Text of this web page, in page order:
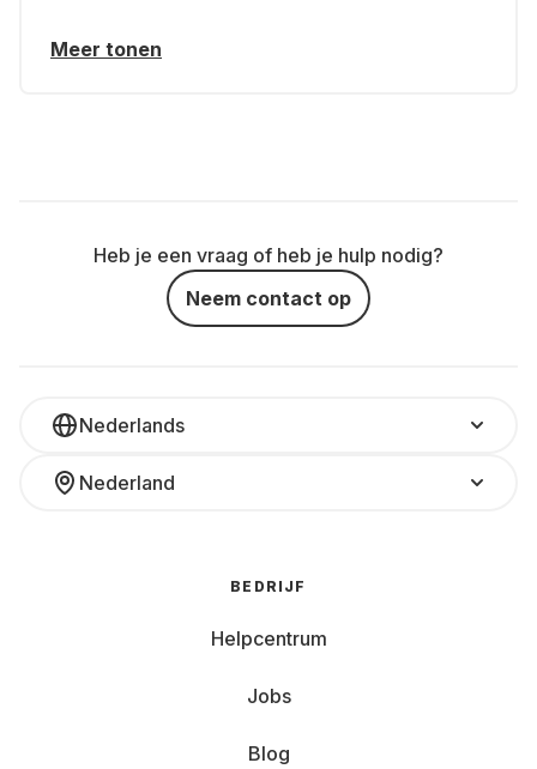
Meer tonen
Heb je een vraag of heb je hulp nodig?
Neem contact op
Nederlands
Nederland
BEDRIJF
Helpcentrum
Jobs
Blog